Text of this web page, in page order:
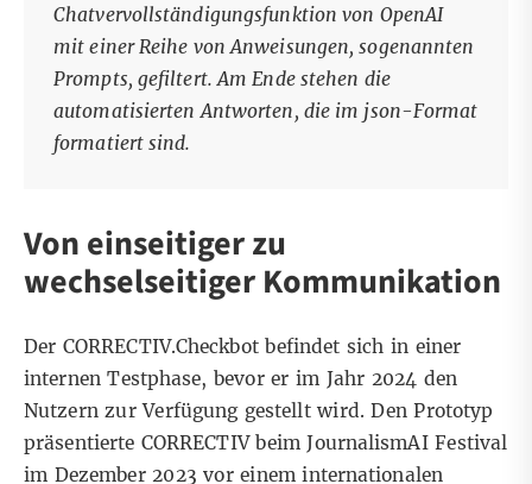
Chatvervollständigungsfunktion von OpenAI
mit einer Reihe von Anweisungen, sogenannten
Prompts, gefiltert. Am Ende stehen die
automatisierten Antworten, die im json-Format
formatiert sind.
Von einseitiger zu
wechselseitiger Kommunikation
Der CORRECTIV.Checkbot befindet sich in einer
internen Testphase, bevor er im Jahr 2024 den
Nutzern zur Verfügung gestellt wird. Den Prototyp
präsentierte CORRECTIV beim JournalismAI Festival
im Dezember 2023 vor einem internationalen